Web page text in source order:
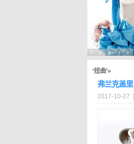
‘扭曲’»
弗兰克盖
2017-10-27